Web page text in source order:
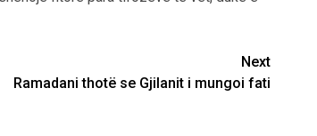
Next
Ramadani thotë se Gjilanit i mungoi fati